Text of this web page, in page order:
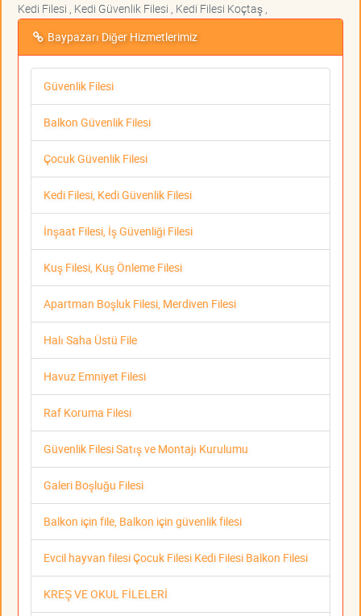
Kedi Filesi , Kedi Güvenlik Filesi , Kedi Filesi Koçtaş ,
Baypazarı Diğer Hizmetlerimiz
Güvenlik Filesi
Balkon Güvenlik Filesi
Çocuk Güvenlik Filesi
Kedi Filesi, Kedi Güvenlik Filesi
İnşaat Filesi, İş Güvenliği Filesi
Kuş Filesi, Kuş Önleme Filesi
Apartman Boşluk Filesi, Merdiven Filesi
Halı Saha Üstü File
Havuz Emniyet Filesi
Raf Koruma Filesi
Güvenlik Filesi Satış ve Montajı Kurulumu
Galeri Boşluğu Filesi
Balkon için file, Balkon için güvenlik filesi
Evcil hayvan filesi Çocuk Filesi Kedi Filesi Balkon Filesi
KREŞ VE OKUL FİLELERİ